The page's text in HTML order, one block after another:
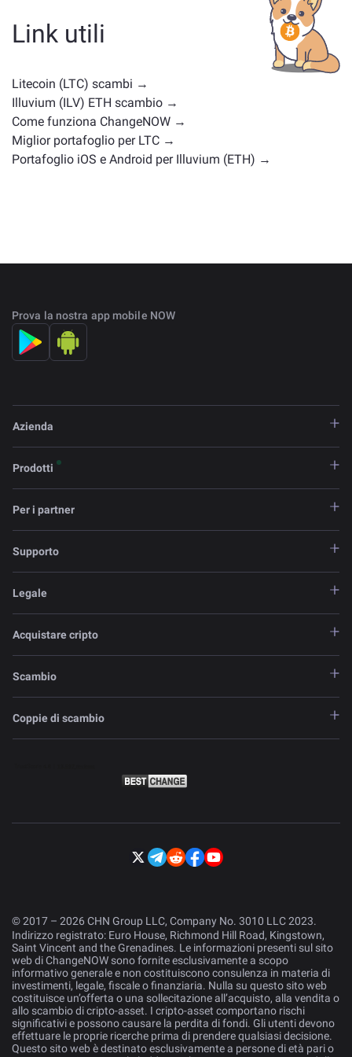
comuni includono altre criptovalute con casi d'uso o
posizioni di mercato simili. Controlla tutti gli asset
pagina principale di
scambio .
Link utili
Litecoin (LTC) scambi →
Illuvium (ILV) ETH scambio →
Come funziona ChangeNOW →
Miglior portafoglio per LTC →
Portafoglio iOS e Android per Illuvium (ETH) →
Prova la nostra app mobile NOW
Azienda
Prodotti
Per i partner
Supporto
Legale
Acquistare cripto
Scambio
Coppie di scambio
© 2017 – 2026 CHN Group LLC, Company No. 3010 LLC 2023.
Indirizzo registrato: Euro House, Richmond Hill Road, Kingstown,
Saint Vincent and the Grenadines. Le informazioni presenti sul sito
web di ChangeNOW sono fornite esclusivamente a scopo
informativo generale e non costituiscono consulenza in materia di
investimenti, legale, fiscale o finanziaria. Nulla su questo sito web
costituisce un’offerta o una sollecitazione all’acquisto, alla vendita o
allo scambio di cripto-asset. I cripto-asset comportano rischi
significativi e possono causare la perdita di fondi. Gli utenti devono
effettuare le proprie ricerche prima di prendere qualsiasi decisione.
Questo sito web è destinato esclusivamente a persone di età pari o